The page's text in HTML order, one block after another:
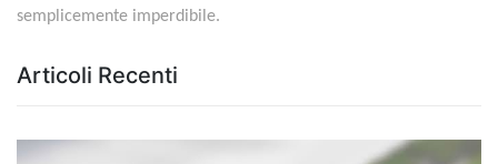
semplicemente imperdibile.
Articoli Recenti